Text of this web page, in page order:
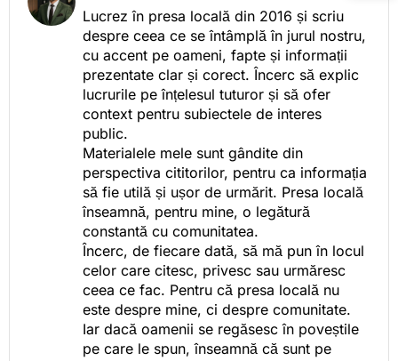
Lucrez în presa locală din 2016 și scriu
despre ceea ce se întâmplă în jurul nostru,
cu accent pe oameni, fapte și informații
prezentate clar și corect. Încerc să explic
lucrurile pe înțelesul tuturor și să ofer
context pentru subiectele de interes
public.
Materialele mele sunt gândite din
perspectiva cititorilor, pentru ca informația
să fie utilă și ușor de urmărit. Presa locală
înseamnă, pentru mine, o legătură
constantă cu comunitatea.
Încerc, de fiecare dată, să mă pun în locul
celor care citesc, privesc sau urmăresc
ceea ce fac. Pentru că presa locală nu
este despre mine, ci despre comunitate.
Iar dacă oamenii se regăsesc în poveștile
pe care le spun, înseamnă că sunt pe